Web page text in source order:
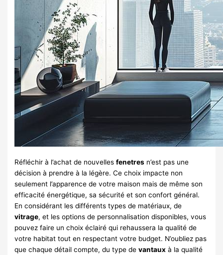
Réfléchir à l’achat de nouvellesfenetres n’est pas une
décision à prendre à la légère. Ce choix impacte non
seulement l’apparence de votre maison mais de même son
efficacité énergétique, sa sécurité et son confort général.
En considérant les différents types de matériaux, de
vitrage, et les options de personnalisation disponibles, vous
pouvez faire un choix éclairé qui rehaussera la qualité de
votre habitat tout en respectant votre budget. N’oubliez pas
que chaque détail compte, du type devantaux à la qualité